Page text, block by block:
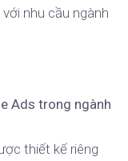
nhu cầu ngành
Ads trong ngành
thiết kế riêng